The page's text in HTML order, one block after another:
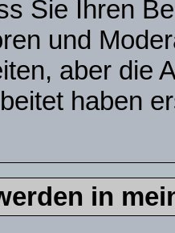
Sie Ihren
und
aber die
haben
in